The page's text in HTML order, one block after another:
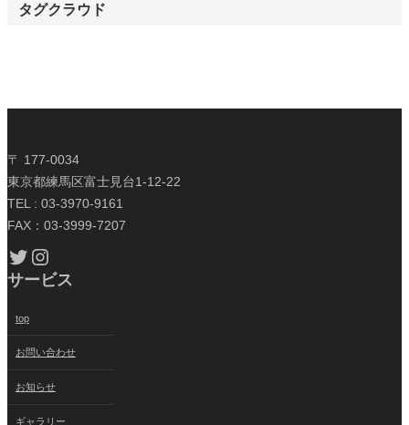
タグクラウド
〒 177-0034
東京都練馬区富士見台1-12-22
TEL : 03-3970-9161
FAX：03-3999-7207
Twitter Instagram
サービス
top
お問い合わせ
お知らせ
ギャラリー